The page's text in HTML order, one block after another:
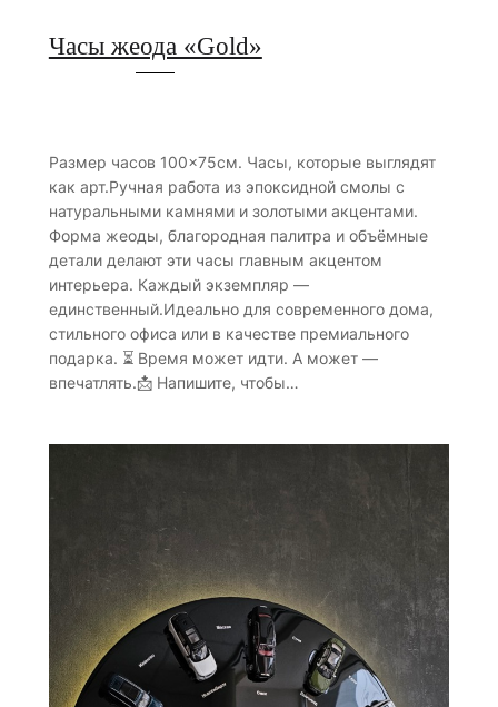
Часы жеода «Gold»
Размер часов 100×75см. Часы, которые выглядят
как арт.Ручная работа из эпоксидной смолы с
натуральными камнями и золотыми акцентами.
Форма жеоды, благородная палитра и объёмные
детали делают эти часы главным акцентом
интерьера. Каждый экземпляр —
единственный.Идеально для современного дома,
стильного офиса или в качестве премиального
подарка. ⏳ Время может идти. А может —
впечатлять.📩 Напишите, чтобы…